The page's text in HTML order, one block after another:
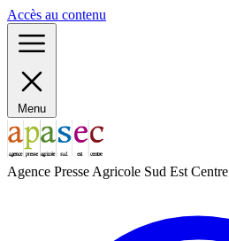
Accès au contenu
Menu
Agence Presse Agricole Sud Est Centre
Panneau de gestion des cookies